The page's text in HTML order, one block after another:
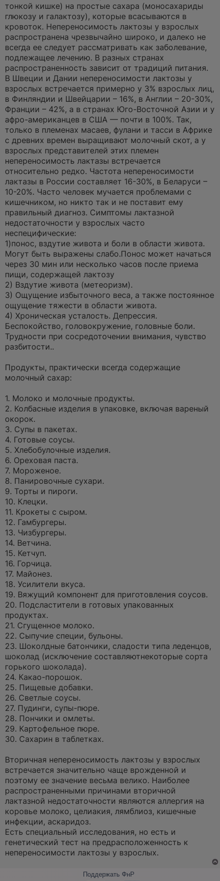
а
н
о
е
с
о
б
щ
н
и
е
тонкой кишке) на простые сахара (моносахариды
глюкозу и галактозу), которые всасываются в
кровоток. Непереносимость лактозы у взрослых
распространена чрезвычайно широко, и далеко не
всегда ее следует рассматривать как заболевание,
подлежащее лечению. В разных странах
распространенность зависит от традиций питания.
В Швеции и Дании непереносимости лактозы у
взрослых встречается примерно у 3% взрослых лиц,
в Финляндии и Швейцарии – 16%, в Англии – 20-30%,
Франции – 42%, а в странах Юго-Восточной Азии и у
афро-американцев в США — почти в 100%. Так,
только в племенах масаев, фулани и тасси в Африке
с древних времен выращивают молочный скот, а у
взрослых представителей этих племен
непереносимость лактазы встречается
относительно редко. Частота непереносимости
лактазы в России составляет 16-30%, в Беларуси –
10-20%. Часто человек мучается проблемами с
кишечником, но никто так и не поставит ему
правильный диагноз. Симптомы лактазной
недостаточности у взрослых часто
неспецифические:
1)понос, вздутие живота и боли в области живота.
Могут быть выражены слабо.Понос может начаться
через 30 мин или несколько часов после приема
пищи, содержащей лактозу
2) Вздутие живота (метеоризм).
3) Ощущение избыточного веса, а также постоянное
ощущение тяжести в области живота.
4) Хроническая усталость. Депрессия.
Беспокойство, головокружение, головные боли.
Трудности при сосредоточении внимания, чувство
разбитости..
Продукты, практически всегда содержащие
молочный сахар:
1. Молоко и молочные продукты.
2. Колбасные изделия в упаковке, включая вареный
окорок.
3. Супы в пакетах.
4. Готовые соусы.
5. Хлебобулочные изделия.
6. Ореховая паста.
7. Мороженое.
8. Панировочные сухари.
9. Торты и пироги.
10. Клецки.
11. Крокеты с сыром.
12. Гамбургеры.
13. Чизбургеры.
14. Ветчина.
15. Кетчуп.
16. Горчица.
17. Майонез.
18. Усилители вкуса.
19. Вяжущий компонент для приготовления соусов.
20. Подсластители в готовых упакованных
продуктах.
21. Сгущенное молоко.
22. Сыпучие специи, бульоны.
23. Шоколдные батончики, сладости типа леденцов,
шоколад (исключение составляютнекоторые сорта
горького шоколада).
24. Какао-порошок.
25. Пищевые добавки.
26. Светлые соусы.
27. Пудинги, супы-пюре.
28. Пончики и омлеты.
29. Картофельное пюре.
30. Сахарин в таблетках.
Вторичная непереносимость лактозы у взрослых
встречается значительно чаще врожденной и
поэтому ее значение весьма велико. Наиболее
распространенными причинами вторичной
лактазной недостаточности являются аллергия на
коровье молоко, целиакия, лямблиоз, кишечные
инфекции, аскаридоз.
Есть специальный исследования, но есть и
генетический тест на предрасположенность к
непереносимости лактозы у взрослых.
Поддержать ФнР